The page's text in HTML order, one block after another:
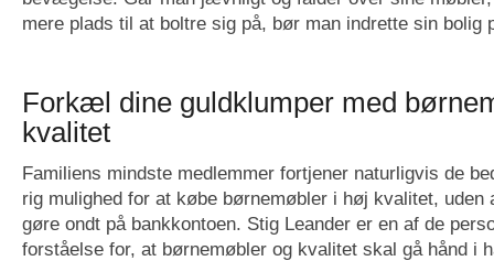
mere plads til at boltre sig på, bør man indrette sin bolig
Forkæl dine guldklumper med
kvalitet
Familiens mindste medlemmer fortjener naturligvis de
rig mulighed for at købe børnemøbler i høj kvalitet, uden
gøre ondt på bankkontoen. Stig Leander er en af de
forståelse for, at børnemøbler og kvalitet skal gå hånd i